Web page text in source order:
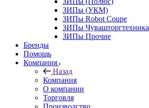
ЗИПы (УКМ)
ЗИПы Robot Coupe
ЗИПы Чувашторгтехника
ЗИПы Прочие
Бренды
Помощь
Компания
Назад
Компания
О компании
Торговля
Производство